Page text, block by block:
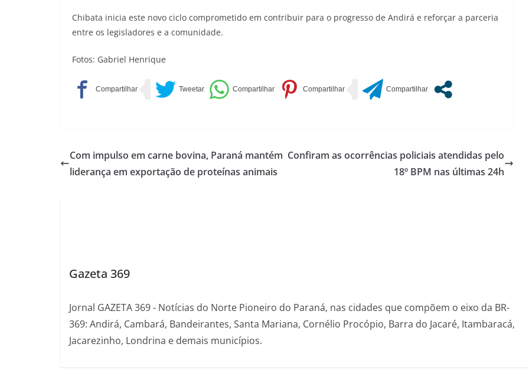
Chibata inicia este novo ciclo comprometido em contribuir para o progresso de Andirá e reforçar a parceria
entre os legisladores e a comunidade.
Fotos: Gabriel Henrique
Com impulso em carne bovina, Paraná mantém
liderança em exportação de proteínas animais
Confiram as ocorrências policiais atendidas pelo
18º BPM nas últimas 24h
Gazeta 369
Jornal GAZETA 369 - Notícias do Norte Pioneiro do Paraná, nas cidades que compõem o eixo da BR-
369: Andirá, Cambará, Bandeirantes, Santa Mariana, Cornélio Procópio, Barra do Jacaré, Itambaracá,
Jacarezinho, Londrina e demais municípios.